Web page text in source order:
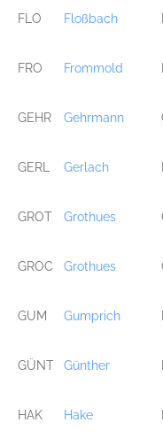
FLO Floßbach
FRO Frommold
GEHR Gehrmann
GERL Gerlach
GROT Grothues
GROC Grothues
GUM Gumprich
GÜNT Günther
HAK Hake